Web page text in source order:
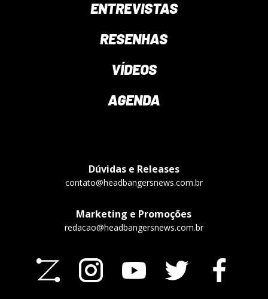
ENTREVISTAS
RESENHAS
VÍDEOS
AGENDA
Dúvidas e Releases
contato@headbangersnews.com.br
Marketing e Promoções
redacao@headbangersnews.com.br